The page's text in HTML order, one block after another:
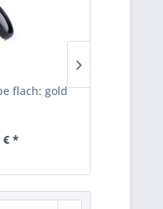
flach: gold
€ *